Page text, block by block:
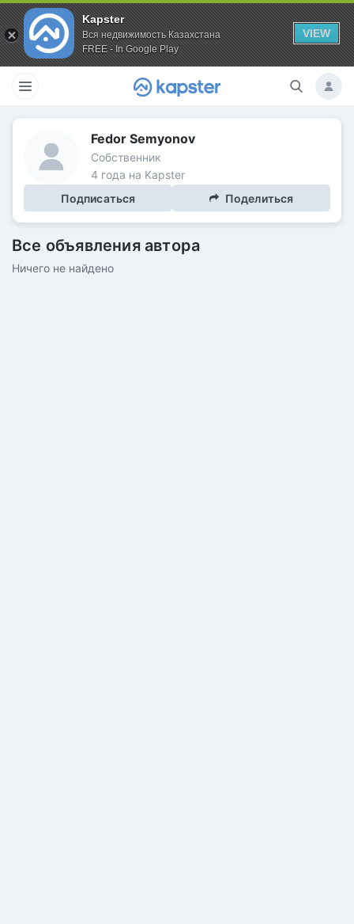
Kapster
Вся недвижимость Казахстана
FREE - In Google Play
VIEW
Fedor Semyonov
Собственник
4 года на Kapster
Подписаться
Поделиться
Все объявления автора
Ничего не найдено